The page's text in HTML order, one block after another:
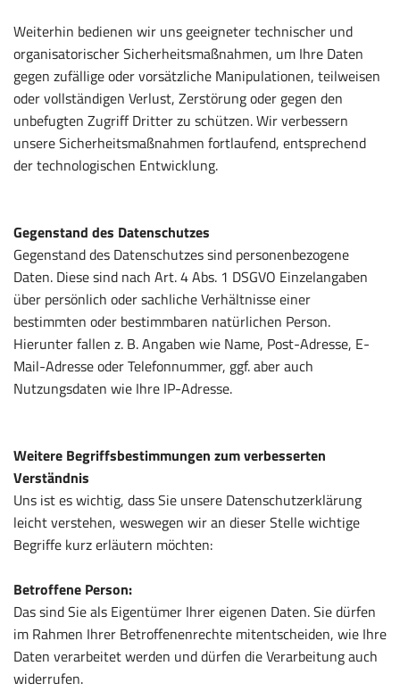
Weiterhin bedienen wir uns geeigneter technischer und
organisatorischer Sicherheitsmaßnahmen, um Ihre Daten
gegen zufällige oder vorsätzliche Manipulationen, teilweisen
oder vollständigen Verlust, Zerstörung oder gegen den
unbefugten Zugriff Dritter zu schützen. Wir verbessern
unsere Sicherheitsmaßnahmen fortlaufend, entsprechend
der technologischen Entwicklung.
Gegenstand des Datenschutzes
Gegenstand des Datenschutzes sind personenbezogene
Daten. Diese sind nach Art. 4 Abs. 1 DSGVO Einzelangaben
über persönlich oder sachliche Verhältnisse einer
bestimmten oder bestimmbaren natürlichen Person.
Hierunter fallen z. B. Angaben wie Name, Post-Adresse, E-
Mail-Adresse oder Telefonnummer, ggf. aber auch
Nutzungsdaten wie Ihre IP-Adresse.
Weitere Begriffsbestimmungen zum verbesserten
Verständnis
Uns ist es wichtig, dass Sie unsere Datenschutzerklärung
leicht verstehen, weswegen wir an dieser Stelle wichtige
Begriffe kurz erläutern möchten:
Betroffene Person:
Das sind Sie als Eigentümer Ihrer eigenen Daten. Sie dürfen
im Rahmen Ihrer Betroffenenrechte mitentscheiden, wie Ihre
Daten verarbeitet werden und dürfen die Verarbeitung auch
widerrufen.